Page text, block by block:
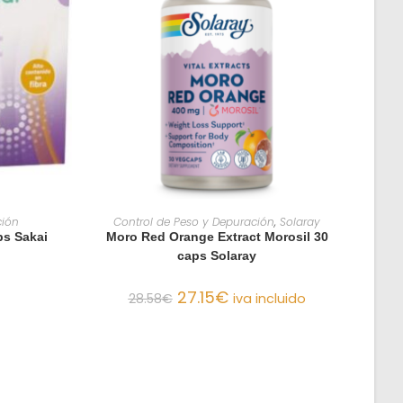
Sakai
AÑADIR AL CARRITO
Control de Peso y Depuración, Solaray
Moro Red Orange Extract Morosil 30
caps Solaray
28.58€ 27.15€ iva incluido